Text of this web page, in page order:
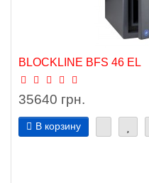
BLOCKLINE BFS 46 EL
35640 грн.
В корзину